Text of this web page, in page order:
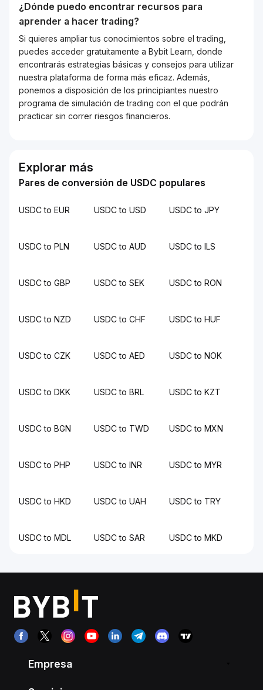
¿Dónde puedo encontrar recursos para
aprender a hacer trading?
Si quieres ampliar tus conocimientos sobre el trading,
puedes acceder gratuitamente a Bybit Learn, donde
encontrarás estrategias básicas y consejos para utilizar
nuestra plataforma de forma más eficaz. Además,
ponemos a disposición de los principiantes nuestro
programa de simulación de trading con el que podrán
practicar sin correr riesgos financieros.
Explorar más
Pares de conversión de USDC populares
USDC to EUR USDC to USD USDC to JPY
USDC to PLN USDC to AUD USDC to ILS
USDC to GBP USDC to SEK USDC to RON
USDC to NZD USDC to CHF USDC to HUF
USDC to CZK USDC to AED USDC to NOK
USDC to DKK USDC to BRL USDC to KZT
USDC to BGN USDC to TWD USDC to MXN
USDC to PHP USDC to INR USDC to MYR
USDC to HKD USDC to UAH USDC to TRY
USDC to MDL USDC to SAR USDC to MKD
Empresa